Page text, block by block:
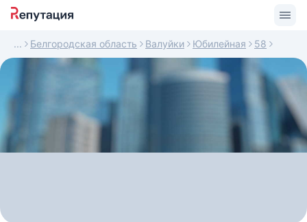
Белгородская область Валуйки Юбилейная 58